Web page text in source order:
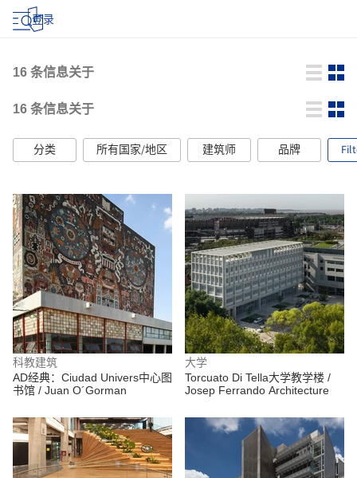
登录
16 条信息关于
16 条信息关于
分类 所有国家/地区 建筑师 品牌
科教建筑
AD经典：Ciudad Univers中心图
书馆 / Juan O´Gorman
大学
Torcuato Di Tella大学教学楼 /
Josep Ferrando Architecture